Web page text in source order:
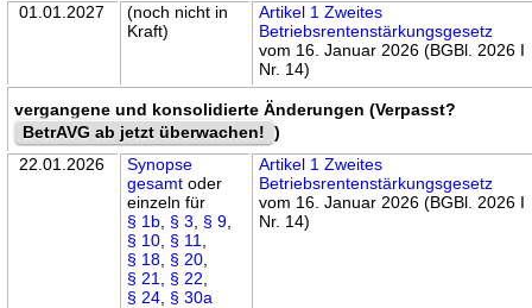
01.01.2027
(noch nicht in
Kraft)
Artikel 1 Zweites
Betriebsrentenstärkungsgesetz
vom 16. Januar 2026 (BGBl. 2026 I
Nr. 14)
vergangene und konsolidierte Änderungen (Verpasst?
BetrAVG ab jetzt überwachen! )
22.01.2026
Synopse
gesamt oder
einzeln für
§ 1b § 3 § 9
§ 10 § 11
§ 18 § 20
§ 21
§ 22
§ 24 § 30a
Artikel 1 Zweites
Betriebsrentenstärkungsgesetz
vom 16. Januar 2026 (BGBl. 2026 I
Nr. 14)